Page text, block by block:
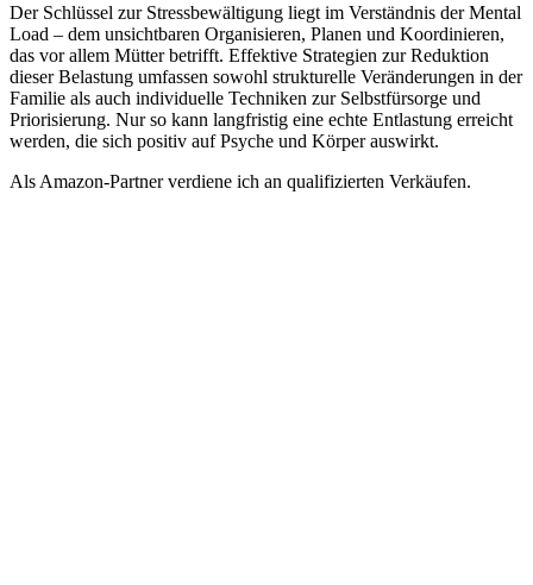
Der Schlüssel zur Stressbewältigung liegt im Verständnis der Mental
Load – dem unsichtbaren Organisieren, Planen und Koordinieren,
das vor allem Mütter betrifft. Effektive Strategien zur Reduktion
dieser Belastung umfassen sowohl strukturelle Veränderungen in der
Familie als auch individuelle Techniken zur Selbstfürsorge und
Priorisierung. Nur so kann langfristig eine echte Entlastung erreicht
werden, die sich positiv auf Psyche und Körper auswirkt.
Als Amazon-Partner verdiene ich an qualifizierten Verkäufen.